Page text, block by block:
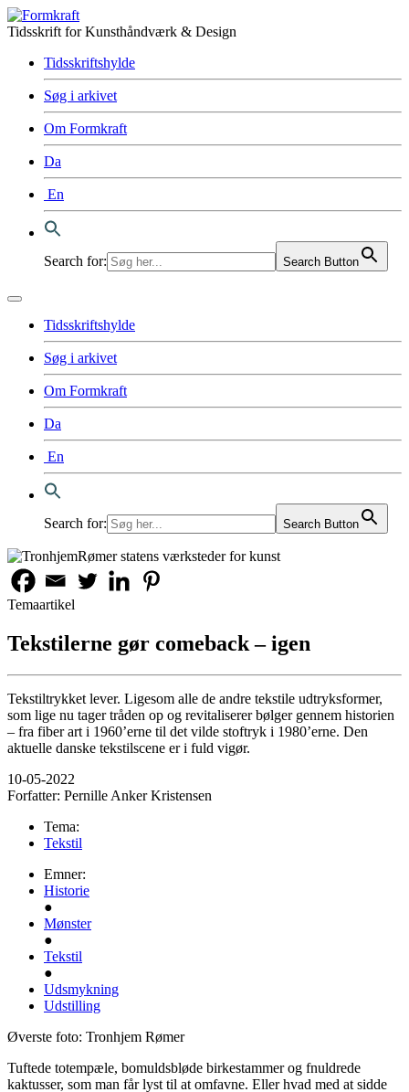
Tidsskrift for Kunsthåndværk & Design
Tidsskriftshylde
Søg i arkivet
Om Formkraft
Da
En
Search for: Search Button
Tidsskriftshylde
Søg i arkivet
Om Formkraft
Da
En
Search for: Search Button
Temaartikel
Tekstilerne gør comeback – igen
Tekstiltrykket lever. Ligesom alle de andre tekstile udtryksformer,
som lige nu tager tråden op og revitaliserer bølger gennem historien
– fra fiber art i 1960’erne til det vilde stoftryk i 1980’erne. Den
aktuelle danske tekstilscene er i fuld vigør.
10-05-2022
Forfatter: Pernille Anker Kristensen
Tema:
Tekstil
Emner:
Historie
●
Mønster
●
Tekstil
●
Udsmykning
Udstilling
Øverste foto: Tronhjem Rømer
Tuftede totempæle, bomuldsbløde birkestammer og fnuldrede
kaktusser, som man får lyst til at omfavne. Eller hvad med at sidde